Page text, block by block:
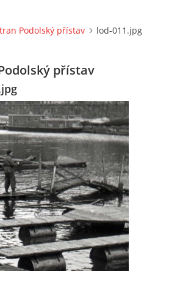
Podolský přístav lod-011.jpg
přístav